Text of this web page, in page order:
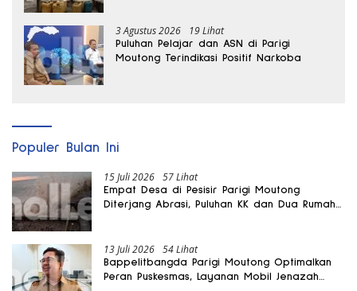
3 Agustus 2026 19 Lihat
Puluhan Pelajar dan ASN di Parigi
Moutong Terindikasi Positif Narkoba
Populer Bulan Ini
15 Juli 2026 57 Lihat
Empat Desa di Pesisir Parigi Moutong
Diterjang Abrasi, Puluhan KK dan Dua Rumah
13 Juli 2026 54 Lihat
Bappelitbangda Parigi Moutong Optimalkan
Peran Puskesmas, Layanan Mobil Jenazah